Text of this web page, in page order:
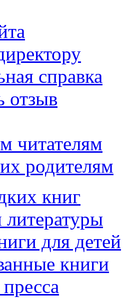
справка
отзыв
читателям
родителям
книг
для детей
книги